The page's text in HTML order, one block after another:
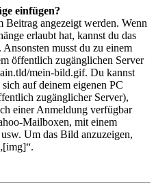
einfügen?
Beitrag angezeigt werden. Wenn
erlaubt hat, kannst du das
musst du zu einem
öffentlich zugänglichen Server
mein-bild.gif. Du kannst
auf deinem eigenen PC
zugänglicher Server),
einer Anmeldung verfügbar
Mailboxen, mit einem
Um das Bild anzuzeigen,